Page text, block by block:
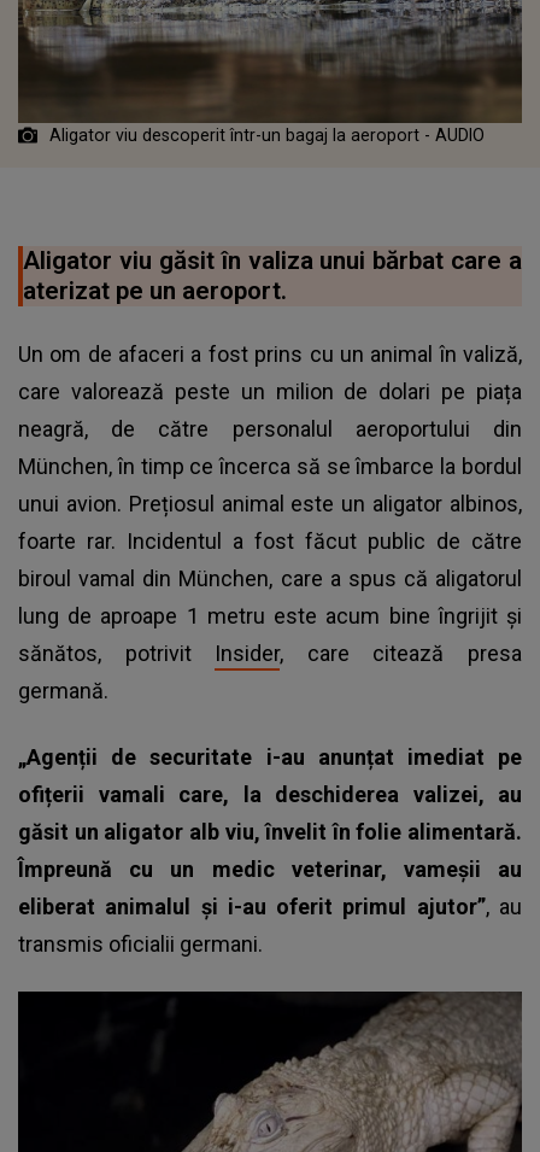
Aligator viu descoperit într-un bagaj la aeroport - AUDIO
Aligator viu găsit în valiza unui bărbat care a
aterizat pe un aeroport.
Un om de afaceri a fost prins cu un animal în valiză,
care valorează peste un milion de dolari pe piața
neagră, de către personalul aeroportului din
München, în timp ce încerca să se îmbarce la bordul
unui avion. Prețiosul animal este un aligator albinos,
foarte rar. Incidentul a fost făcut public de către
biroul vamal din München, care a spus că aligatorul
lung de aproape 1 metru este acum bine îngrijit și
sănătos, potrivit Insider, care citează presa
germană.
„Agenții de securitate i-au anunțat imediat pe
ofițerii vamali care, la deschiderea valizei, au
găsit un aligator alb viu, învelit în folie alimentară.
Împreună cu un medic veterinar, vameșii au
eliberat animalul și i-au oferit primul ajutor”, au
transmis oficialii germani.